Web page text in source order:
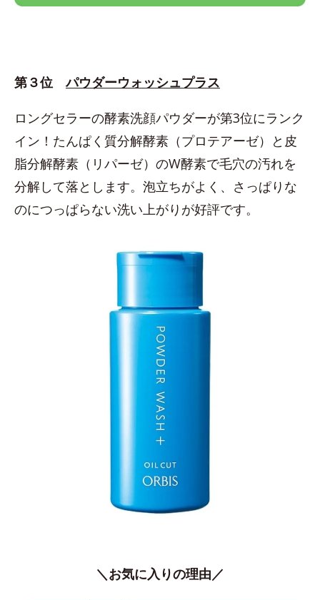
第３位パウダーウォッシュプラス
ロングセラーの酵素洗顔パウダーが第3位にランク
イン！たんぱく質分解酵素（プロテアーゼ）と皮
脂分解酵素（リパーゼ）のW酵素で毛穴の汚れを
分解して落とします。泡立ちがよく、さっぱりな
のにつっぱらない洗い上がりが好評です。
＼お気に入りの理由／